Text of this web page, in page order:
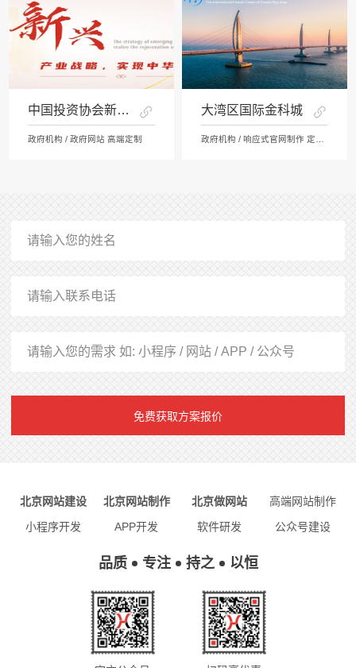
中国投资协会新兴产业中心
政府机构 / 政府网站 高端定制
大湾区国际金科城
免费获取方案报价
北京网站建设 北京网站制作 北京做网站
高端网站制作
小程序开发
APP开发 软件研发 公众号建设
品质 专注 持之 以恒